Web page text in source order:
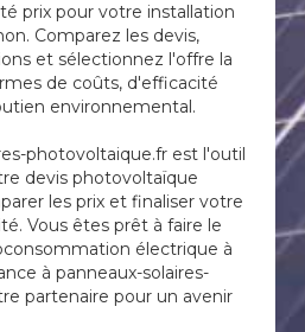
prix pour votre installation
Comparez les devis,
et sélectionnez l'offre la
de coûts, d'efficacité
environnemental.
photovoltaique.fr est l'outil
devis photovoltaïque
les prix et finaliser votre
Vous êtes prêt à faire le
électrique à
à panneaux-solaires-
partenaire pour un avenir